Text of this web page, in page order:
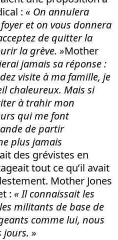
: « On annulera
et on vous donnera
de quitter la
la grève. »Mother
jamais sa réponse :
visite à ma famille, je
chaleureux. Mais si
à trahir mon
qui me font
de partir
plus jamais
des grévistes en
tout ce qu’il avait
Mother Jones
: « Il connaissait les
militants de base de
comme lui, nous
jours. »